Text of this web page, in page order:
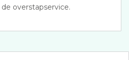
overstapservice.